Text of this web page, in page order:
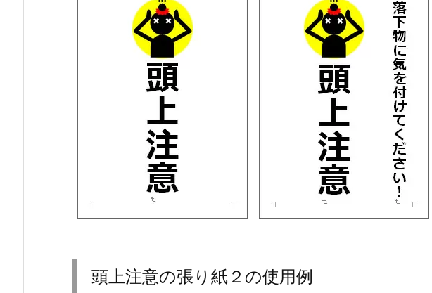
頭上注意の張り紙２の使用例